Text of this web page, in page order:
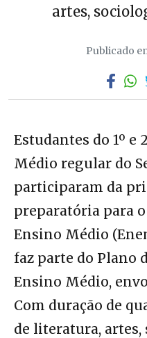
artes,
Publicado
Estudantes do 1º e
Médio regular do
participaram da
preparatória para
Ensino Médio
faz parte do Plano
Ensino Médio,
Com duração de
de literatura,